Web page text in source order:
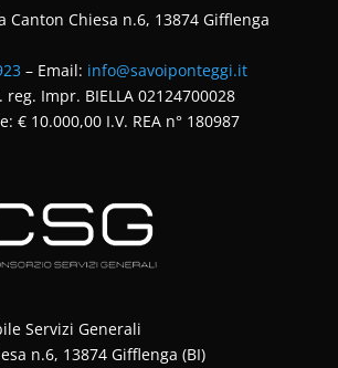
Canton Chiesa n.6, 13874 Gifflenga
– Email: info@savoiponteggi.it
reg. Impr. BIELLA 02124700028
€ 10.000,00 I.V. REA n° 180987
Servizi Generali
n.6, 13874 Gifflenga (BI)